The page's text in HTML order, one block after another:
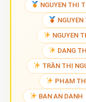
NGUYEN THI
NGUYEN
DANG
TRẦN THỊ
PHẠM
BAN AN DANH